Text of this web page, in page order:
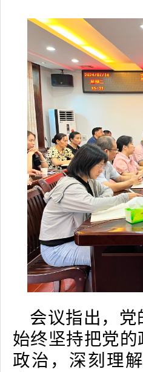
会议指出，
始终坚持把党
政治，深刻理